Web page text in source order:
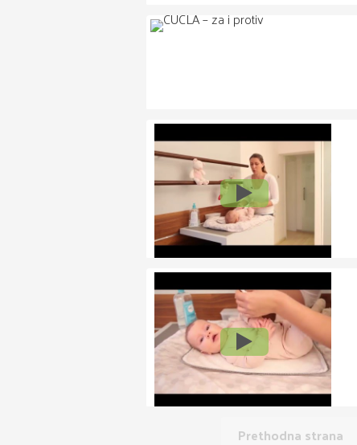
Prethodna strana